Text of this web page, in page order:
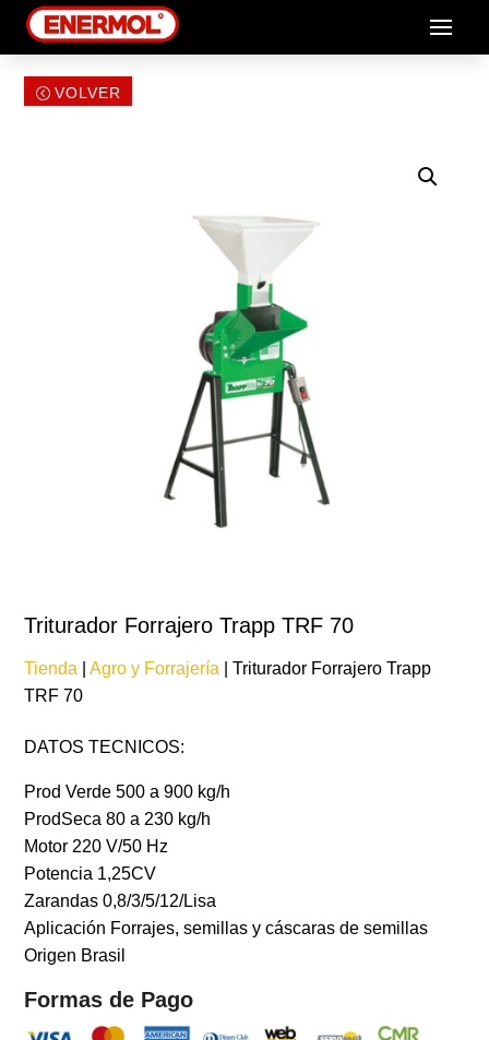
VOLVER
Triturador Forrajero Trapp TRF 70
Tienda |Agro y Forrajería | Triturador Forrajero Trapp
TRF 70
DATOS TECNICOS:
Prod Verde 500 a 900 kg/h
ProdSeca 80 a 230 kg/h
Motor 220 V/50 Hz
Potencia 1,25CV
Zarandas 0,8/3/5/12/Lisa
Aplicación Forrajes, semillas y cáscaras de semillas
Origen Brasil
Formas de Pago